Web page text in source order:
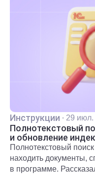
Инструкции · 29 июл.
Полнотекстовый
и обновление
Полнотекстовый
находить документы,
в программе.